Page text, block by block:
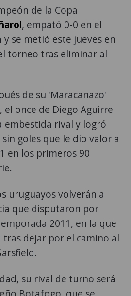
de la Copa
, empató 0-0 en el
se metió este jueves en
torneo tras eliminar al
de su 'Maracanazo'
el once de Diego Aguirre
embestida rival y logró
goles que le dio valor a
en los primeros 90
uruguayos volverán a
que disputaron por
2011, en la que
tras dejar por el camino al
su rival de turno será
Botafogo, que se